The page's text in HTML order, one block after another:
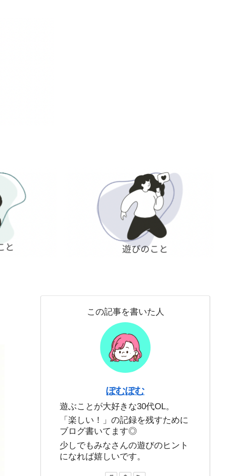
この記事を書いた人
ぽむぽむ
遊ぶことが大好きな30代OL。
「楽しい！」の記録を残すために
ブログ書いてます◎
少しでもみなさんの遊びのヒント
になれば嬉しいです。